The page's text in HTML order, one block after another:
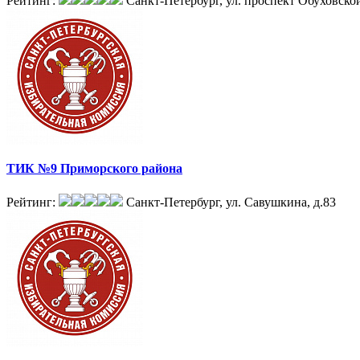
ТИК №9 Приморского района
Рейтинг: Санкт-Петербург, ул. Савушкина, д.83